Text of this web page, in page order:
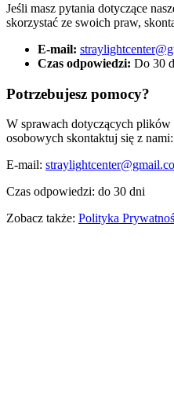
Jeśli masz pytania dotyczące
skorzystać ze swoich praw,
E-mail:
Czas odpowiedzi: Do 30
Potrzebujesz pomocy?
W sprawach dotyczących
osobowych skontaktuj się z nami:
E-mail:
Czas odpowiedzi: do 30 dni
Zobacz także: Polityka